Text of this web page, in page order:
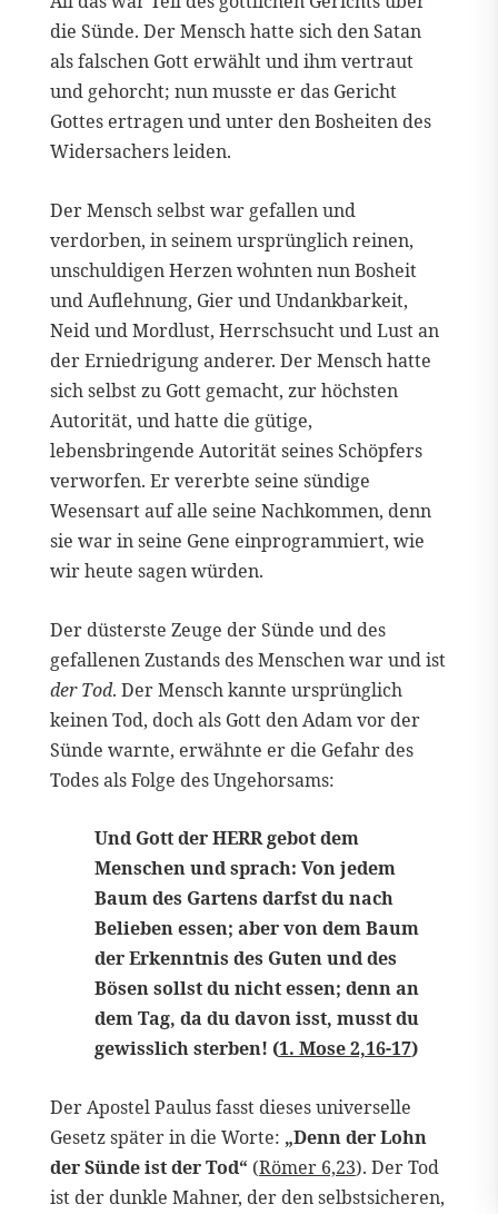
die Sünde. Der Mensch hatte sich den Satan
als falschen Gott erwählt und ihm vertraut
und gehorcht; nun musste er das Gericht
Gottes ertragen und unter den Bosheiten des
Widersachers leiden.
Der Mensch selbst war gefallen und
verdorben, in seinem ursprünglich reinen,
unschuldigen Herzen wohnten nun Bosheit
und Auflehnung, Gier und Undankbarkeit,
Neid und Mordlust, Herrschsucht und Lust an
der Erniedrigung anderer. Der Mensch hatte
sich selbst zu Gott gemacht, zur höchsten
Autorität, und hatte die gütige,
lebensbringende Autorität seines Schöpfers
verworfen. Er vererbte seine sündige
Wesensart auf alle seine Nachkommen, denn
sie war in seine Gene einprogrammiert, wie
wir heute sagen würden.
Der düsterste Zeuge der Sünde und des
gefallenen Zustands des Menschen war und ist
der Tod. Der Mensch kannte ursprünglich
keinen Tod, doch als Gott den Adam vor der
Sünde warnte, erwähnte er die Gefahr des
Todes als Folge des Ungehorsams:
Und Gott der HERR gebot dem
Menschen und sprach: Von jedem
Baum des Gartens darfst du nach
Belieben essen; aber von dem Baum
der Erkenntnis des Guten und des
Bösen sollst du nicht essen; denn an
dem Tag, da du davon isst, musst du
gewisslich sterben! (1. Mose 2,16-17)
Der Apostel Paulus fasst dieses universelle
Gesetz später in die Worte: „Denn der Lohn
der Sünde ist der Tod“ (Römer 6,23). Der Tod
ist der dunkle Mahner, der den selbstsicheren,